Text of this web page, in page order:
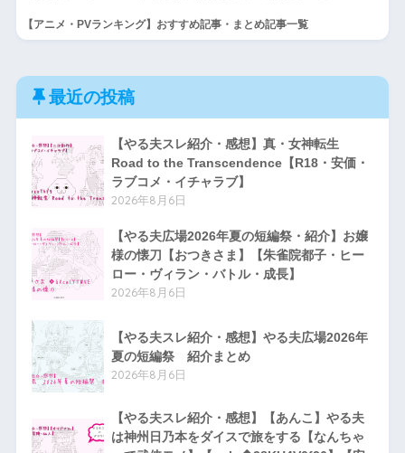
【アニメ・PVランキング】おすすめ記事・まとめ記事一覧
最近の投稿
【やる夫スレ紹介・感想】真・女神転生
Road to the Transcendence【R18・安価・
ラブコメ・イチャラブ】
2026年8月6日
【やる夫広場2026年夏の短編祭・紹介】お嬢
様の懐刀【おつきさま】【朱雀院都子・ヒー
ロー・ヴィラン・バトル・成長】
2026年8月6日
【やる夫スレ紹介・感想】やる夫広場2026年
夏の短編祭 紹介まとめ
2026年8月6日
【やる夫スレ紹介・感想】【あんこ】やる夫
は神州日乃本をダイスで旅をする【なんちゃ